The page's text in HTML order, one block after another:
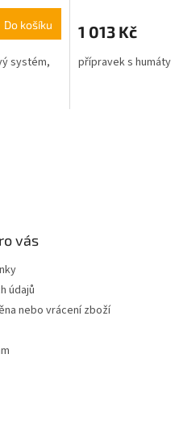
Do košíku
systém,
1 013 Kč
přípravek s humáty
vás
údajů
nebo vrácení zboží